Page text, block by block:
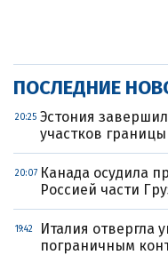
ПОСЛЕДНИЕ
20:25 Эстония
участков
20:07 Канада осудила
Россией части
19:42
Италия отвергла
пограничным